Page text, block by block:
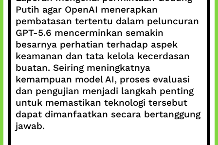
Putih agar OpenAI menerapkan
pembatasan tertentu dalam peluncuran
GPT-5.6 mencerminkan semakin
besarnya perhatian terhadap aspek
keamanan dan tata kelola kecerdasan
buatan. Seiring meningkatnya
kemampuan model AI, proses evaluasi
dan pengujian menjadi langkah penting
untuk memastikan teknologi tersebut
dapat dimanfaatkan secara bertanggung
jawab.